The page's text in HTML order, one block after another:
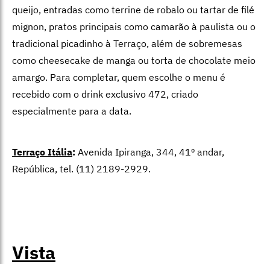
queijo, entradas como terrine de robalo ou tartar de filé
mignon, pratos principais como camarão à paulista ou o
tradicional picadinho à Terraço, além de sobremesas
como cheesecake de manga ou torta de chocolate meio
amargo. Para completar, quem escolhe o menu é
recebido com o drink exclusivo 472, criado
especialmente para a data.
Terraço Itália: Avenida Ipiranga, 344, 41º andar,
República, tel. (11) 2189-2929.
Vista